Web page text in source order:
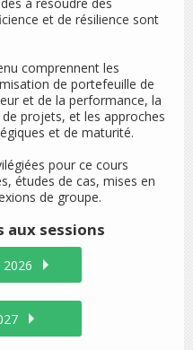
et de résilience sont
comprennent les
de portefeuille de
et de la performance, la
projets, et les approches
et de maturité.
pour ce cours
études de cas, mises en
de groupe.
aux sessions